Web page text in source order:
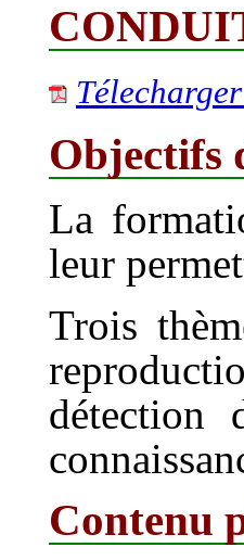
Objectifs
La
leur
Trois
détection
Contenu